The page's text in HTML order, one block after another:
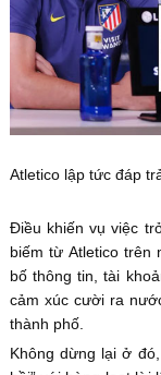
Atletico lập tức đáp
Điều khiến vụ việc
biếm từ Atletico trên
bố thông tin, tài
cảm xúc cười ra
thành phố.
Không dừng lại ở